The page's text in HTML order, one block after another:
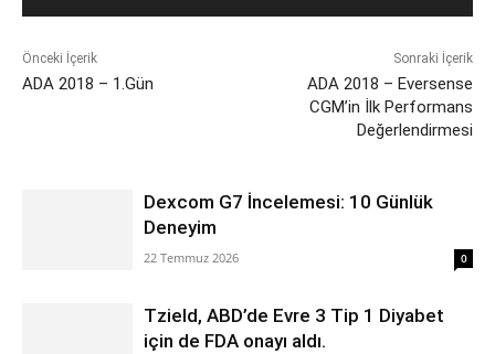
Önceki İçerik
ADA 2018 – 1.Gün
Sonraki İçerik
ADA 2018 – Eversense
CGM’in İlk Performans
Değerlendirmesi
Dexcom G7 İncelemesi: 10 Günlük
Deneyim
22 Temmuz 2026 0
Tzield, ABD’de Evre 3 Tip 1 Diyabet
için de FDA onayı aldı.